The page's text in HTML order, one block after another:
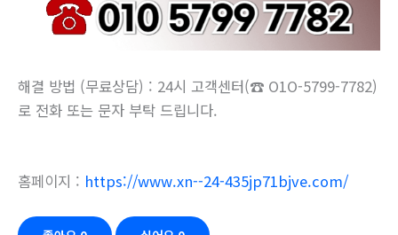
해결 방법 (무료상담) : 24시 고객센터(☎ O1O-5799-7782)
로 전화 또는 문자 부탁 드립니다.
홈페이지 : https://www.xn--24-435jp71bjve.com/